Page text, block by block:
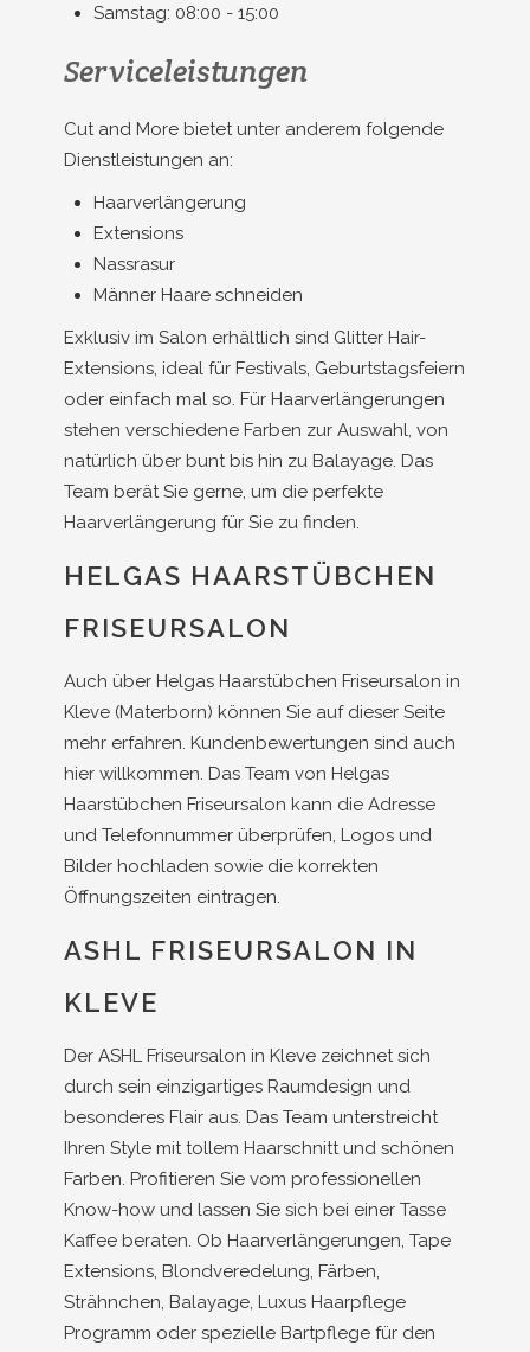
Samstag: 08:00 - 15:00
Serviceleistungen
Cut and More bietet unter anderem folgende
Dienstleistungen an:
Haarverlängerung
Extensions
Nassrasur
Männer Haare schneiden
Exklusiv im Salon erhältlich sind Glitter Hair-
Extensions, ideal für Festivals, Geburtstagsfeiern
oder einfach mal so. Für Haarverlängerungen
stehen verschiedene Farben zur Auswahl, von
natürlich über bunt bis hin zu Balayage. Das
Team berät Sie gerne, um die perfekte
Haarverlängerung für Sie zu finden.
HELGAS HAARSTÜBCHEN
FRISEURSALON
Auch über Helgas Haarstübchen Friseursalon in
Kleve (Materborn) können Sie auf dieser Seite
mehr erfahren. Kundenbewertungen sind auch
hier willkommen. Das Team von Helgas
Haarstübchen Friseursalon kann die Adresse
und Telefonnummer überprüfen, Logos und
Bilder hochladen sowie die korrekten
Öffnungszeiten eintragen.
ASHL FRISEURSALON IN
KLEVE
Der ASHL Friseursalon in Kleve zeichnet sich
durch sein einzigartiges Raumdesign und
besonderes Flair aus. Das Team unterstreicht
Ihren Style mit tollem Haarschnitt und schönen
Farben. Profitieren Sie vom professionellen
Know-how und lassen Sie sich bei einer Tasse
Kaffee beraten. Ob Haarverlängerungen, Tape
Extensions, Blondveredelung, Färben,
Strähnchen, Balayage, Luxus Haarpflege
Programm oder spezielle Bartpflege für den